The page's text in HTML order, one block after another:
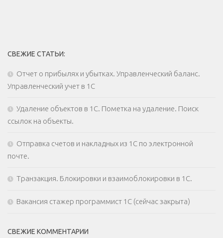
СВЕЖИЕ СТАТЬИ:
Отчет о прибылях и убытках. Управленческий баланс.
Управленческий учет в 1С
Удаление объектов в 1С. Пометка на удаление. Поиск
ссылок на объекты.
Отправка счетов и накладных из 1С по электронной
почте.
Транзакция. Блокировки и взаимоблокировки в 1С.
Вакансия стажер программист 1С (сейчас закрыта)
СВЕЖИЕ КОММЕНТАРИИ